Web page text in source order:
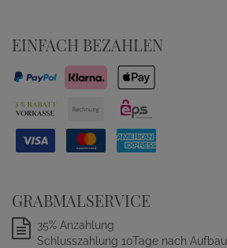
EINFACH BEZAHLEN
GRABMALSERVICE
35% Anzahlung
Schlusszahlung 10Tage nach Aufbau